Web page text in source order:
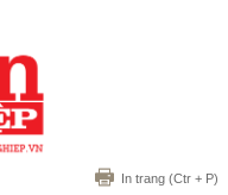
In trang (Ctr + P)